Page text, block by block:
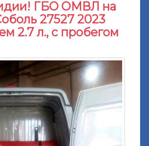
ГБО ОМВЛ на
27527 2023
2.7 л., с пробегом